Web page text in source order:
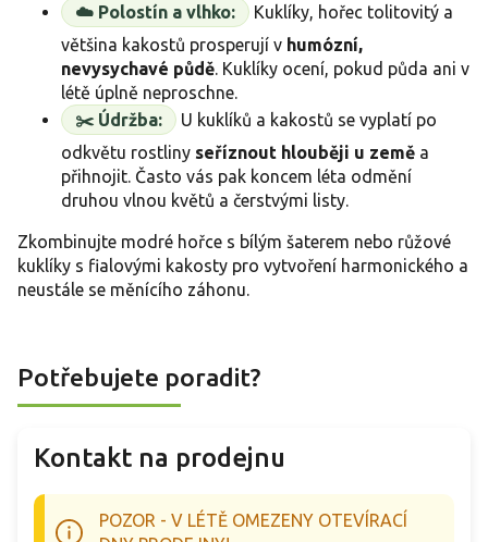
☁️ Polostín a vlhko:
Kuklíky, hořec tolitovitý a
většina kakostů prosperují v humózní,
nevysychavé půdě. Kuklíky ocení, pokud půda ani v
létě úplně neproschne.
✂️ Údržba:
U kuklíků a kakostů se vyplatí po
odkvětu rostliny seříznout hlouběji u země a
přihnojit. Často vás pak koncem léta odmění
druhou vlnou květů a čerstvými listy.
Zkombinujte modré hořce s bílým šaterem nebo růžové
kuklíky s fialovými kakosty pro vytvoření harmonického a
neustále se měnícího záhonu.
Potřebujete poradit?
Kontakt na prodejnu
POZOR - V LÉTĚ OMEZENY OTEVÍRACÍ